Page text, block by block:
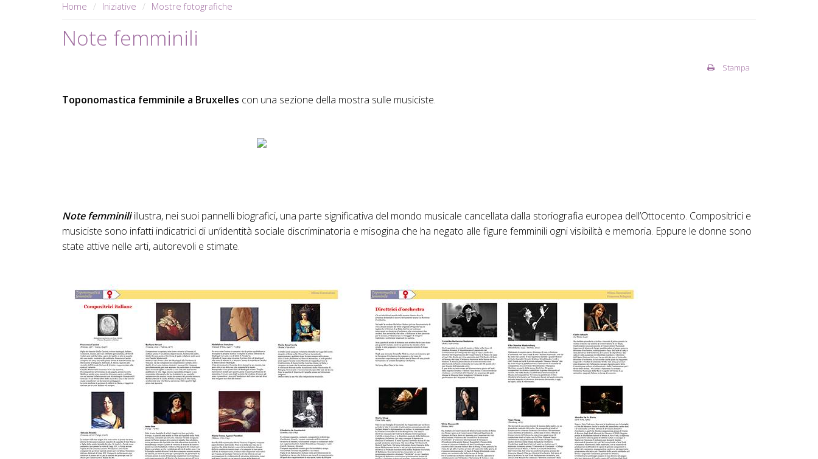
Home Iniziative Mostre fotografiche
Note femminili
Stampa
Toponomastica femminile a Bruxelles con una sezione della mostra sulle musiciste.
Note femminili illustra, nei suoi pannelli biografici, una parte significativa del mondo musicale cancellata dalla storiografia europea dell’Ottocento. Compositrici e
musiciste sono infatti indicatrici di un’identità sociale discriminatoria e misogina che ha negato alle figure femminili ogni visibilità e memoria. Eppure le donne sono
state attive nelle arti, autorevoli e stimate.